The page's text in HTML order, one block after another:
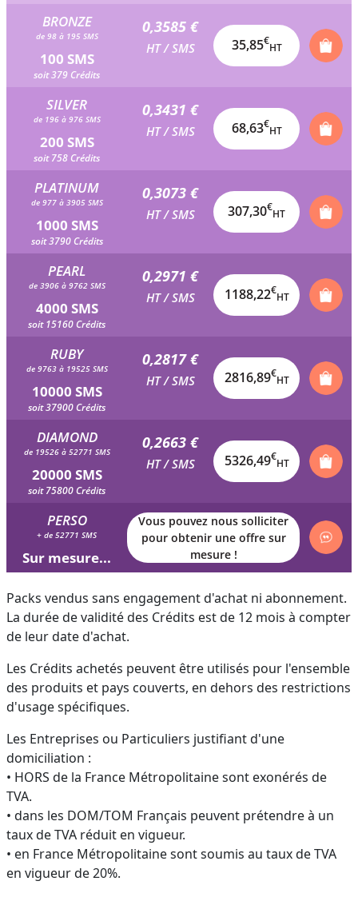
BRONZE
de 98 à 195 SMS
100 SMS
soit 379 Crédits
0,3585 €
HT / SMS 35,85€
HT
SILVER
de 196 à 976 SMS
200 SMS
soit 758 Crédits
0,3431 €
HT / SMS 68,63€
HT
PLATINUM
de 977 à 3905 SMS
1000 SMS
soit 3790 Crédits
0,3073 €
HT / SMS 307,30€
HT
PEARL
de 3906 à 9762 SMS
4000 SMS
soit 15160 Crédits
0,2971 €
HT / SMS 1188,22€
HT
RUBY
de 9763 à 19525 SMS
10000 SMS
soit 37900 Crédits
0,2817 €
HT / SMS 2816,89€
HT
DIAMOND
de 19526 à 52771 SMS
20000 SMS
soit 75800 Crédits
0,2663 €
HT / SMS 5326,49€
HT
PERSO
+ de 52771 SMS
Sur mesure...
Vous pouvez nous solliciter
pour obtenir une offre sur
mesure !
Packs vendus sans engagement d'achat ni abonnement.
La durée de validité des Crédits est de 12 mois à compter
de leur date d'achat.
Les Crédits achetés peuvent être utilisés pour l'ensemble
des produits et pays couverts, en dehors des restrictions
d'usage spécifiques.
Les Entreprises ou Particuliers justifiant d'une
domiciliation :
• HORS de la France Métropolitaine sont exonérés de
TVA.
• dans les DOM/TOM Français peuvent prétendre à un
taux de TVA réduit en vigueur.
• en France Métropolitaine sont soumis au taux de TVA
en vigueur de 20%.